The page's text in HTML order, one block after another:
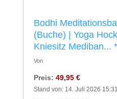
Bodhi
(Buche) | Yoga
Kniesitz Mediban... *
Von
Preis: 49,95 €
Stand von: 14. Juli 2026